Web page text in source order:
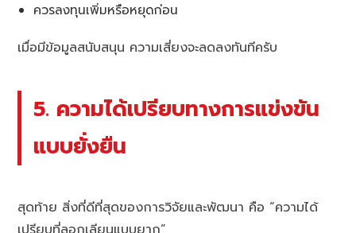
ควรลงทุนเพิ่มหรือหยุดก่อน
เมื่อมีข้อมูลสนับสนุน ความเสี่ยงจะลดลงทันทีครับ
5. ความได้เปรียบทางการแข่งขัน
แบบยั่งยืน
สุดท้าย สิ่งที่ดีที่สุดของการวิจัยและพัฒนา คือ “ความได้